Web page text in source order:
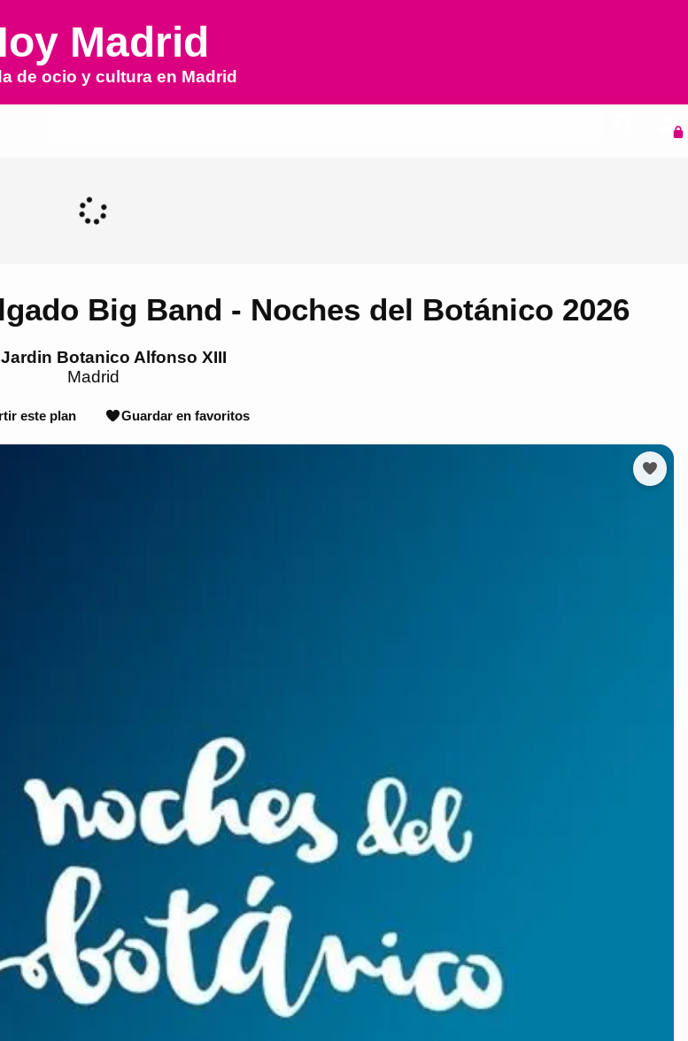
Madrid
de ocio y cultura en Madrid
Big Band - Noches del Botánico 2026
Botanico Alfonso XIII
Madrid
este plan Guardar en favoritos